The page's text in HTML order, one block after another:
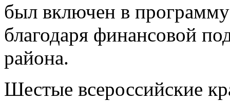
был включен в программу
благодаря финансовой
района.
Шестые всероссийские